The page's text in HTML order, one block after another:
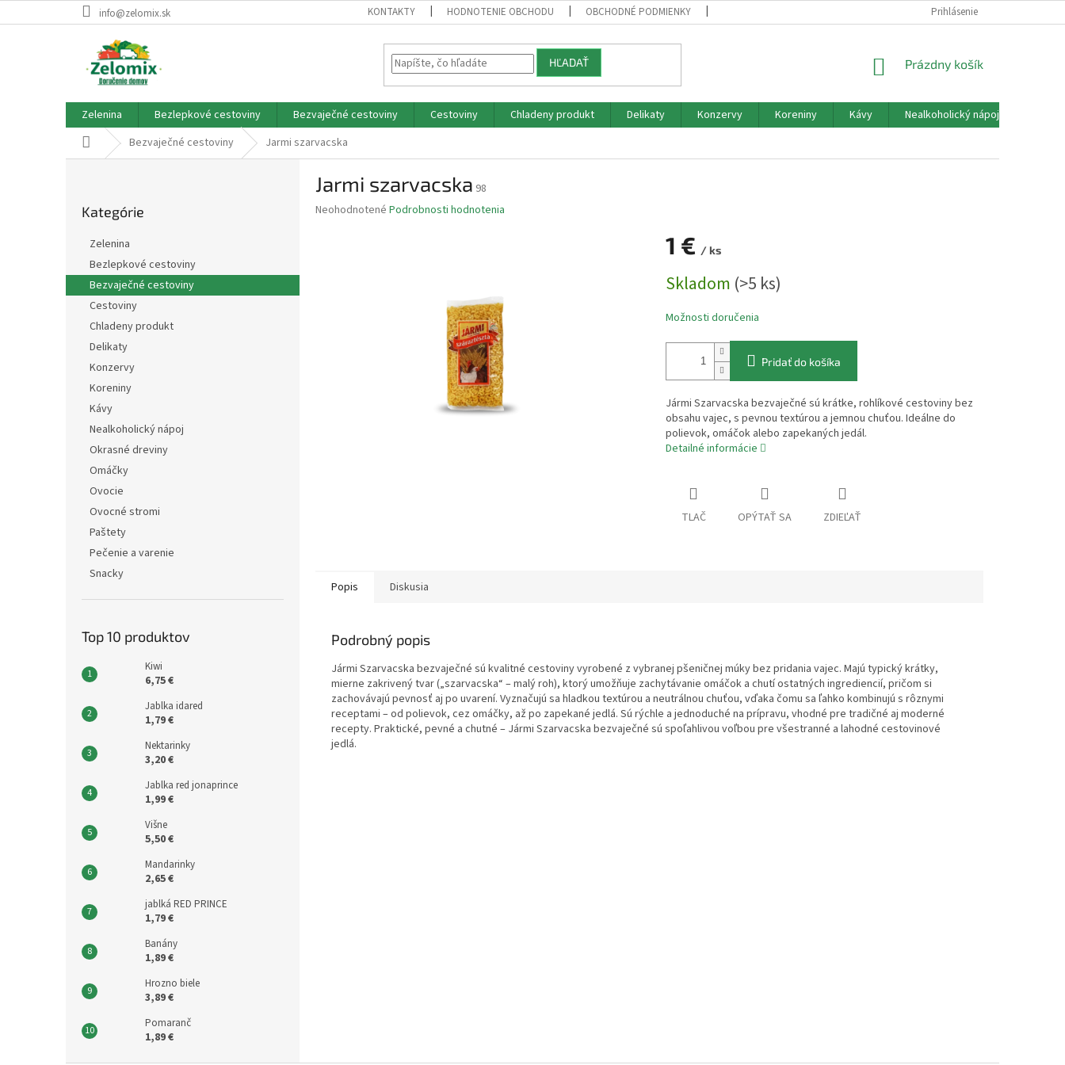
na
info@zelomix.sk KONTAKTY HODNOTENIE OBCHODU OBCHODNÉ PODMIENKY ALERGÉNY
Prihlásenie
HĽADAŤ
NÁKUPNÝ
Prázdny košík
Zelenina Bezlepkové cestoviny Bezvaječné cestoviny Cestoviny Chladeny produkt Delikaty Konzervy Koreniny Kávy Nealkoholický nápoj
DomovBezvaječné cestoviny Jarmi szarvacska
a
kategórie
Kategórie
Zelenina
Bezlepkové cestoviny
Bezvaječné cestoviny
Cestoviny
Chladeny produkt
Delikaty
Konzervy
Koreniny
Kávy
Nealkoholický nápoj
Okrasné dreviny
Omáčky
Ovocie
Ovocné stromi
Paštety
Pečenie a varenie
Snacky
Top 10 produktov
Kiwi
6,75 €
Jablka idared
1,79 €
Nektarinky
3,20 €
Jablka red jonaprince
1,99 €
Višne
5,50 €
Mandarinky
2,65 €
jablká RED PRINCE
1,79 €
Banány
1,89 €
Hrozno biele
3,89 €
Pomaranč
1,89 €
Jarmi szarvacska 98
Priemerné
Neohodnotené Podrobnosti hodnotenia
1 € / ks
cena:
Skladom (>5 ks)
Možnosti doručenia
Pridať do košíka
Jármi Szarvacska bezvaječné sú krátke, rohlíkové cestoviny bez
obsahu vajec, s pevnou textúrou a jemnou chuťou. Ideálne do
polievok, omáčok alebo zapekaných jedál.
Detailné informácie
TLAČ OPÝTAŤ SA ZDIEĽAŤ
Popis Diskusia
Podrobný popis
Jármi Szarvacska bezvaječné sú kvalitné cestoviny vyrobené z vybranej pšeničnej múky bez pridania vajec. Majú typický krátky,
mierne zakrivený tvar („szarvacska“ – malý roh), ktorý umožňuje zachytávanie omáčok a chutí ostatných ingrediencií, pričom si
zachovávajú pevnosť aj po uvarení. Vyznačujú sa hladkou textúrou a neutrálnou chuťou, vďaka čomu sa ľahko kombinujú s rôznymi
receptami – od polievok, cez omáčky, až po zapekané jedlá. Sú rýchle a jednoduché na prípravu, vhodné pre tradičné aj moderné
recepty. Praktické, pevné a chutné – Jármi Szarvacska bezvaječné sú spoľahlivou voľbou pre všestranné a lahodné cestovinové
jedlá.